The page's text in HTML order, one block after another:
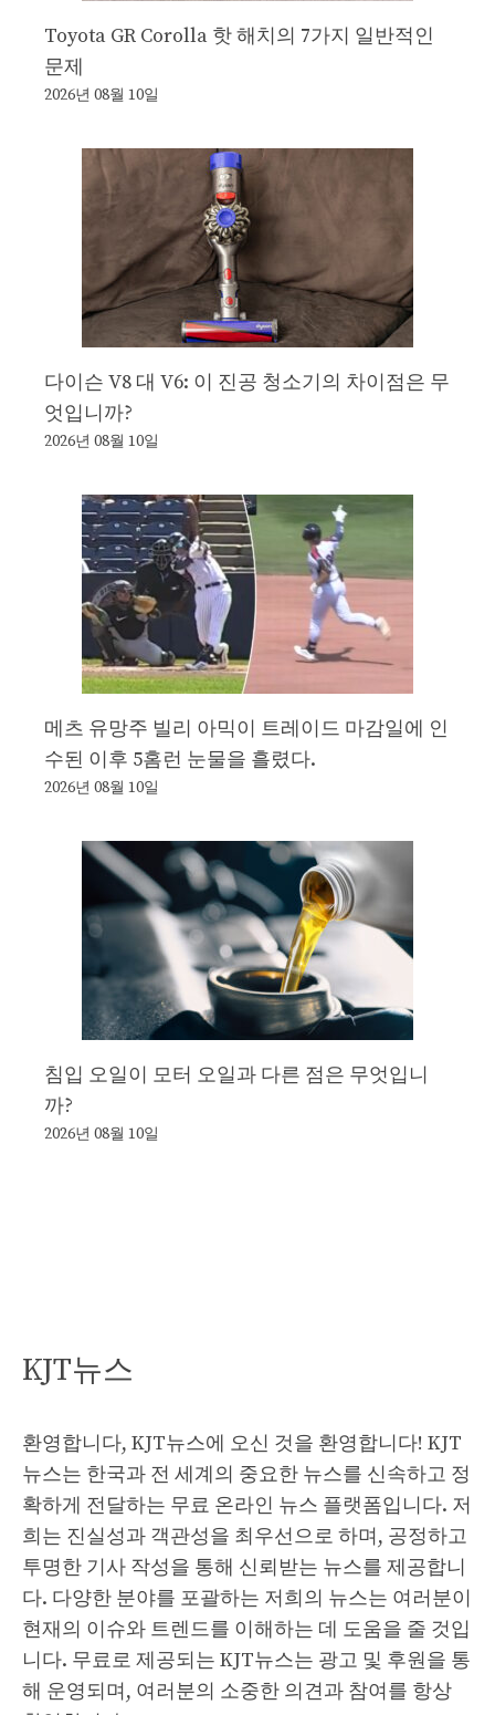
Toyota GR Corolla 핫 해치의 7가지 일반적인
문제
2026년 08월 10일
다이슨 V8 대 V6: 이 진공 청소기의 차이점은 무
엇입니까?
2026년 08월 10일
메츠 유망주 빌리 아믹이 트레이드 마감일에 인
수된 이후 5홈런 눈물을 흘렸다.
2026년 08월 10일
침입 오일이 모터 오일과 다른 점은 무엇입니
까?
2026년 08월 10일
KJT뉴스
환영합니다, KJT뉴스에 오신 것을 환영합니다! KJT
뉴스는 한국과 전 세계의 중요한 뉴스를 신속하고 정
확하게 전달하는 무료 온라인 뉴스 플랫폼입니다. 저
희는 진실성과 객관성을 최우선으로 하며, 공정하고
투명한 기사 작성을 통해 신뢰받는 뉴스를 제공합니
다. 다양한 분야를 포괄하는 저희의 뉴스는 여러분이
현재의 이슈와 트렌드를 이해하는 데 도움을 줄 것입
니다. 무료로 제공되는 KJT뉴스는 광고 및 후원을 통
해 운영되며, 여러분의 소중한 의견과 참여를 항상